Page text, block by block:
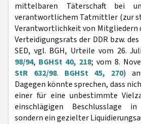
mittelbaren Täterschaft bei
verantwortlichem Tatmittler (zur
Verantwortlichkeit von Mitgliedern
Verteidigungsrats der DDR bzw.
SED, vgl. BGH, Urteile vom 26.
98/94, BGHSt 40, 218; vom 8.
StR 632/98. BGHSt 45, 270)
Dagegen könnte sprechen, dass
einer für eine unbestimmte
einschlägigen Beschlusslage
sondern ein gezielter